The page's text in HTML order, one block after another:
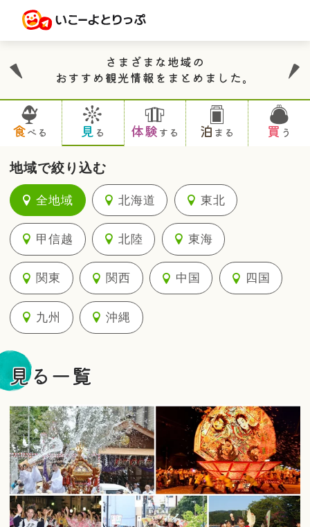
さまざまな地域の
おすすめ観光情報をまとめました。
食べる 見 る 体験する 泊 まる 買う
地域で絞り込む
全地域 北海道 東北
甲信越 北陸 東海
関東 関西 中国 四国
九州 沖縄
見る一覧